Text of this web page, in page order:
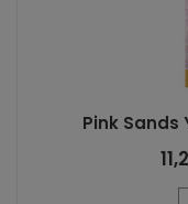
Pink Sands